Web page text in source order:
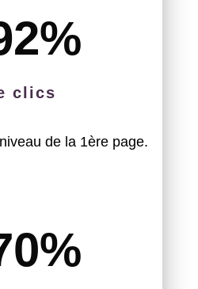
%
clics
de la 1ère page.
%